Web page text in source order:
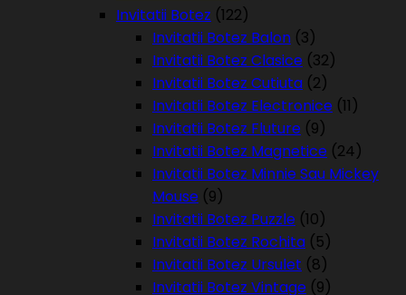
Invitatii Botez (122)
Invitatii Botez Balon (3)
Invitatii Botez Clasice (32)
Invitatii Botez Cutiuta (2)
Invitatii Botez Electronice (11)
Invitatii Botez Fluture (9)
Invitatii Botez Magnetice (24)
Invitatii Botez Minnie Sau Mickey
Mouse (9)
Invitatii Botez Puzzle (10)
Invitatii Botez Rochita (5)
Invitatii Botez Ursulet (8)
Invitatii Botez Vintage (9)